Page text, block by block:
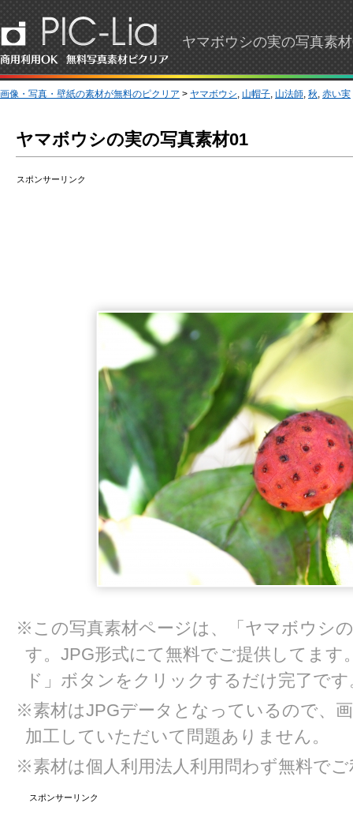
ヤマボウシの実の写真素
画像・写真・壁紙の素材が無料のピクリア > ヤマボウシ, 山帽子, 山法師, 秋, 赤い実
ヤマボウシの実の写真素材01
スポンサーリンク
※この写真素材ページは、「ヤマボウシ
す。JPG形式にて無料でご提供してます
ド」ボタンをクリックするだけ完了です
※素材はJPGデータとなっているので、
加工していただいて問題ありません。
※素材は個人利用法人利用問わず無料で
スポンサーリンク